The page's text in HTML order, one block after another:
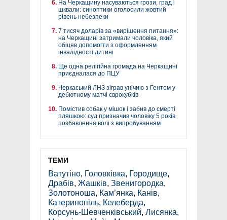
На Черкащину насуваються грози, град і
шквали: синоптики оголосили жовтий
рівень небезпеки
7 тисяч доларів за «вирішення питання»:
на Черкащині затримали чоловіка, який
обіцяв допомогти з оформленням
інвалідності дитині
Ще одна релігійна громада на Черкащині
приєдналася до ПЦУ
Черкаський ЛНЗ зіграв унічию з Гентом у
дебютному матчі єврокубків
Помістив собак у мішок і забив до смерті
пляшкою: суд призначив чоловіку 5 років
позбавлення волі з випробуванням
ТЕМИ
Ватутіно, Головківка, Городище,
Драбів, Жашків, Звенигородка,
Золотоноша, Кам’янка, Канів,
Катеринопіль, Келеберда,
Корсунь-Шевченківський, Лисянка,